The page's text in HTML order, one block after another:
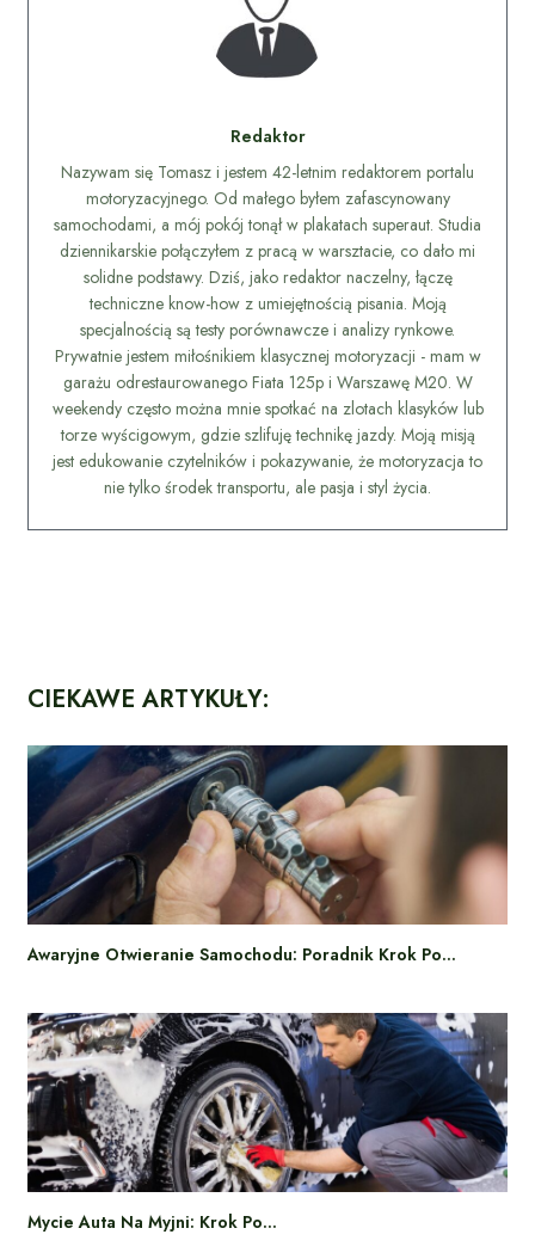
Redaktor
Nazywam się Tomasz i jestem 42-letnim redaktorem portalu
motoryzacyjnego. Od małego byłem zafascynowany
samochodami, a mój pokój tonął w plakatach superaut. Studia
dziennikarskie połączyłem z pracą w warsztacie, co dało mi
solidne podstawy. Dziś, jako redaktor naczelny, łączę
techniczne know-how z umiejętnością pisania. Moją
specjalnością są testy porównawcze i analizy rynkowe.
Prywatnie jestem miłośnikiem klasycznej motoryzacji - mam w
garażu odrestaurowanego Fiata 125p i Warszawę M20. W
weekendy często można mnie spotkać na zlotach klasyków lub
torze wyścigowym, gdzie szlifuję technikę jazdy. Moją misją
jest edukowanie czytelników i pokazywanie, że motoryzacja to
nie tylko środek transportu, ale pasja i styl życia.
CIEKAWE ARTYKUŁY:
Awaryjne Otwieranie Samochodu: Poradnik Krok Po…
Mycie Auta Na Myjni: Krok Po…